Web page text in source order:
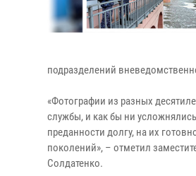
подразделений
«Фотографии из разных
службы, и как бы ни
преданности долгу, на их
поколений», – отметил
Солдатенко.